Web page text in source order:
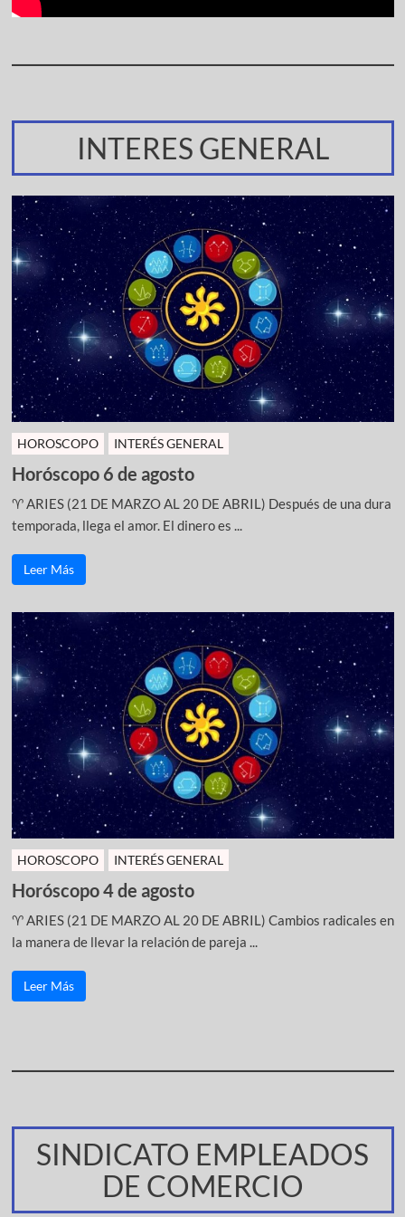
INTERES GENERAL
HOROSCOPO INTERÉS GENERAL
Horóscopo 6 de agosto
♈ ARIES (21 DE MARZO AL 20 DE ABRIL) Después de una dura
temporada, llega el amor. El dinero es ...
Leer Más
HOROSCOPO INTERÉS GENERAL
Horóscopo 4 de agosto
♈ ARIES (21 DE MARZO AL 20 DE ABRIL) Cambios radicales en
la manera de llevar la relación de pareja ...
Leer Más
SINDICATO EMPLEADOS
DE COMERCIO